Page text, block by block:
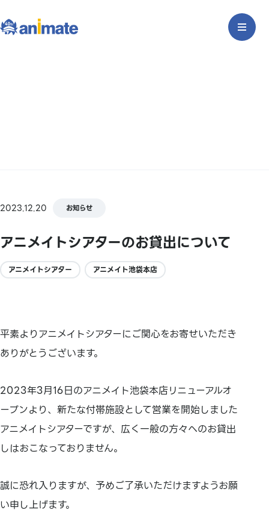
2023.12.20 お知らせ
アニメイトシアターのお貸出について
アニメイトシアター アニメイト池袋本店
平素よりアニメイトシアターにご関心をお寄せいただき
ありがとうございます。
2023年3月16日のアニメイト池袋本店リニューアルオ
ープンより、新たな付帯施設として営業を開始しました
アニメイトシアターですが、広く一般の方々へのお貸出
しはおこなっておりません。
誠に恐れ入りますが、予めご了承いただけますようお願
い申し上げます。